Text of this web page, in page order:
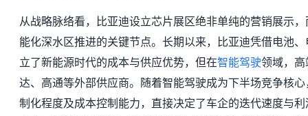
从战略脉络看，比亚迪设立芯片展区绝非单纯的营销展示
能化深水区推进的关键节点。长期以来，比亚迪凭借电池
立了新能源时代的成本与供应优势，但在智能驾驶领域，
达、高通等外部供应商。随着智能驾驶成为下半场竞争核
制化程度及成本控制能力，直接决定了车企的迭代速度与利